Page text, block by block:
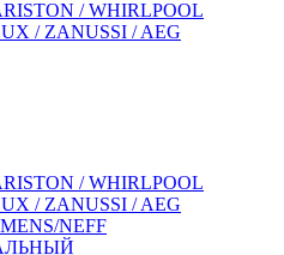
/ WHIRLPOOL
/ ZANUSSI / AEG
/ WHIRLPOOL
/ ZANUSSI / AEG
NEFF